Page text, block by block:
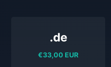
.de
€33,00 EUR